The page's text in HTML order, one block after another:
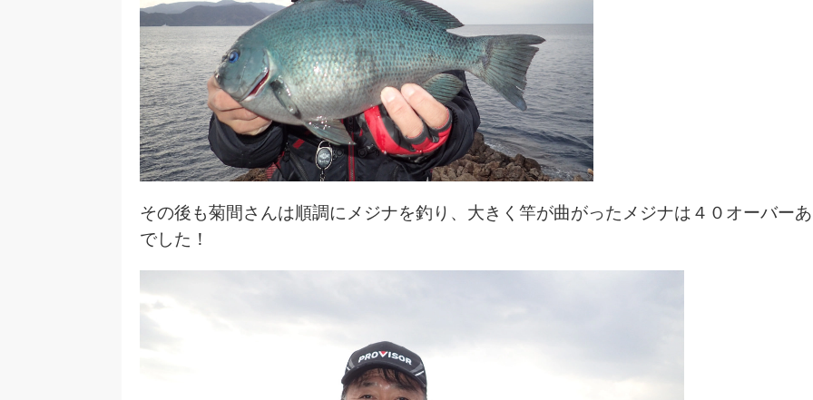
その後も菊間さんは順調にメジナを釣り、大きく竿が曲がったメジナは４０オーバー
でした！